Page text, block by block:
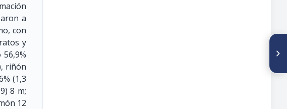
a
con
y
riñón
(1,3
8 m;
12